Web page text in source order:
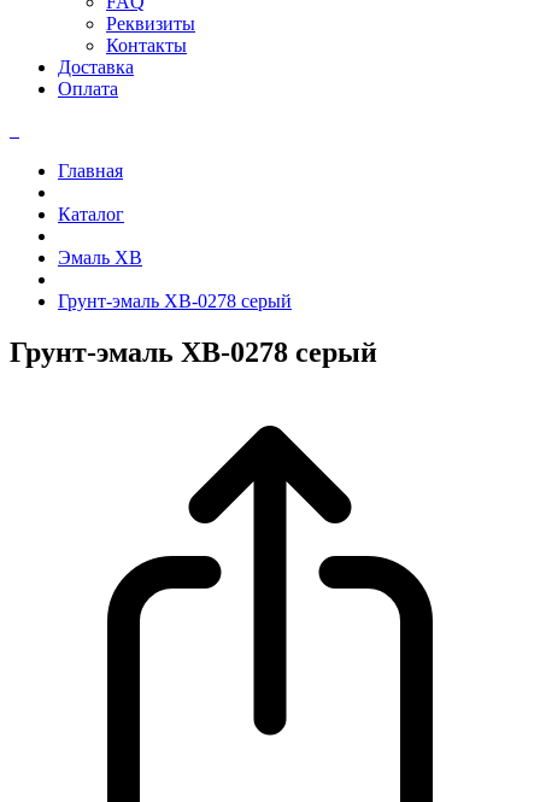
Реквизиты
Контакты
Доставка
Оплата
Главная
Каталог
Эмаль ХВ
Грунт-эмаль ХВ-0278 серый
Грунт-эмаль ХВ-0278 серый